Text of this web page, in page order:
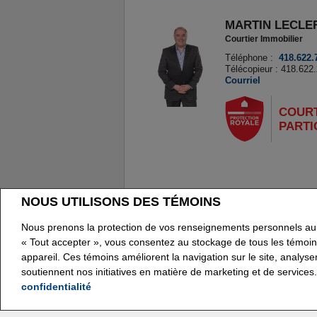
NOUS UTILISONS DES TÉMOINS
Nous prenons la protection de vos renseignements personnels
« Tout accepter », vous consentez au stockage de tous les
appareil. Ces témoins améliorent la navigation sur le site,
soutiennent nos initiatives en matière de marketing et de services.
confidentialité
MARTIN
Courtier Immobilier
Téléphone :
Télécopieur :
Courriel
www.royallepage.ca|
Tous les renseignements affichés sont jugés
Ne vise pas à solliciter les acheteurs ou
REALTOR®, REALTORS® et le logo REALTOR®